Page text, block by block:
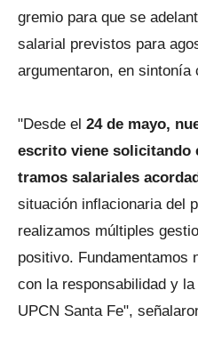
gremio para que se
salarial previstos para
argumentaron, en sintonía
"Desde el 24 de mayo,
escrito viene solicitando
tramos salariales
situación inflacionaria del
realizamos múltiples
positivo. Fundamentamos
con la responsabilidad y
UPCN Santa Fe",